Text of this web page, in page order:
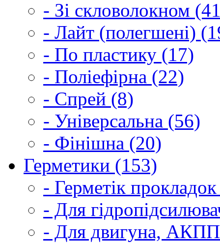
- Зі скловолокном
- Лайт (полегшені)
- По пластику (17)
- Поліефірна (22)
- Спрей (8)
- Універсальна (56)
- Фінішна (20)
Герметики (153)
- Герметік
- Для
- Для двигуна,